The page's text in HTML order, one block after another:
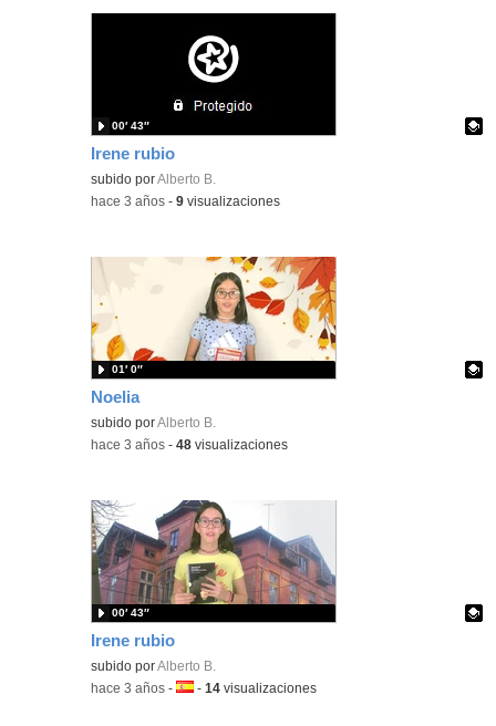
Irene rubio
Contenido educativo.
subido porAlberto B.
00′ 43″
-hace 3 años -9 visualizaciones
Noelia
Contenido educativo.
subido porAlberto B.
01′ 0″
-hace 3 años -48 visualizaciones
Irene rubio
Contenido educativo.
subido porAlberto B.
00′ 43″
-hace 3 años -Idioma:
-14 visualizaciones